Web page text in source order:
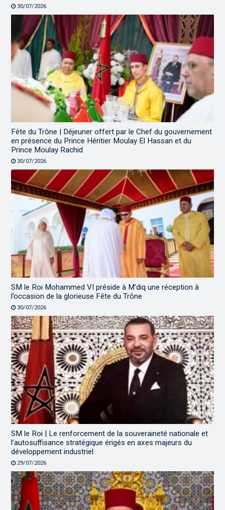
30/07/2026
Fête du Trône | Déjeuner offert par le Chef du gouvernement
en présence du Prince Héritier Moulay El Hassan et du
Prince Moulay Rachid
30/07/2026
SM le Roi Mohammed VI préside à M’diq une réception à
l’occasion de la glorieuse Fête du Trône
30/07/2026
SM le Roi | Le renforcement de la souveraineté nationale et
l’autosuffisance stratégique érigés en axes majeurs du
développement industriel
29/07/2026